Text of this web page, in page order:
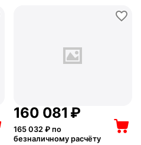
160 081 ₽
165 032₽ по
безналичному расчёту